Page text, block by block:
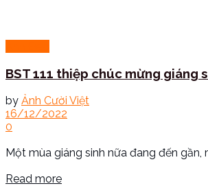
BST 111 thiệp chúc mừng giáng
by Ảnh Cười Việt
16/12/2022
0
Một mùa giáng sinh nữa đang đến gần,
Read more